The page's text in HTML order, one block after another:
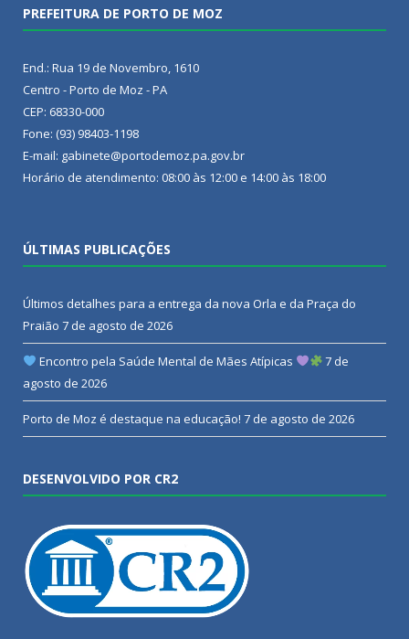
PREFEITURA DE PORTO DE MOZ
End.: Rua 19 de Novembro, 1610
Centro - Porto de Moz - PA
CEP: 68330-000
Fone: (93) 98403-1198
E-mail: gabinete@portodemoz.pa.gov.br
Horário de atendimento: 08:00 às 12:00 e 14:00 às 18:00
ÚLTIMAS PUBLICAÇÕES
Últimos detalhes para a entrega da nova Orla e da Praça do
Praião 7 de agosto de 2026
Encontro pela Saúde Mental de Mães Atípicas
7 de
agosto de 2026
Porto de Moz é destaque na educação! 7 de agosto de 2026
DESENVOLVIDO POR CR2